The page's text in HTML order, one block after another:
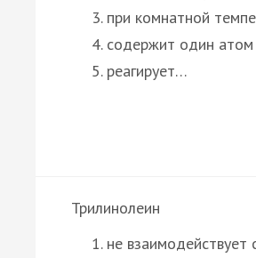
при комнатной
содержит один атом
реагирует…
Трилинолеин
не